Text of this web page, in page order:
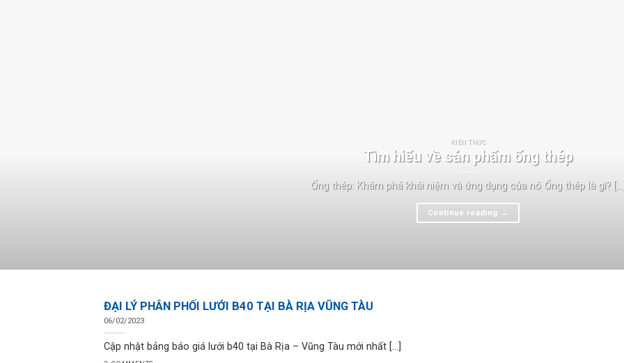
KIẾN THỨC
Tìm hiểu về sản phẩm ống thép
Ống thép: Khám phá khái niệm và ứng dụng của nó Ống thép là gì? [...]
Continue reading →
ĐẠI LÝ PHÂN PHỐI LƯỚI B40 TẠI BÀ RỊA VŨNG TÀU
06/02/2023
Cập nhật bảng báo giá lưới b40 tại Bà Rịa – Vũng Tàu mới nhất [...]